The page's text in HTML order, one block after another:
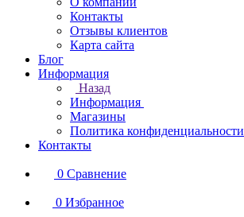
Контакты
Отзывы клиентов
Карта сайта
Блог
Информация
Назад
Информация
Магазины
Политика конфиденциальности
Контакты
0 Сравнение
0 Избранное